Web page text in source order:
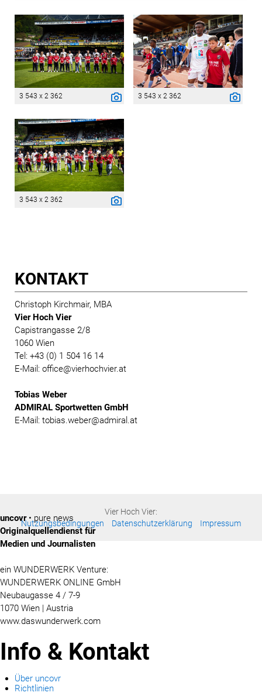
3 543 x 2 362 3 543 x 2 362
3 543 x 2 362
KONTAKT
Christoph Kirchmair, MBA
Vier Hoch Vier
Capistrangasse 2/8
1060 Wien
Tel: +43 (0) 1 504 16 14
E-Mail: office@vierhochvier.at
Tobias Weber
ADMIRAL Sportwetten GmbH
E-Mail: tobias.weber@admiral.at
Vier Hoch Vier:
Nutzungsbedingungen
Datenschutzerklärung Impressum
uncovr• pure news
Originalquellendienst für
Medien und Journalisten
ein WUNDERWERK Venture:
WUNDERWERK ONLINE GmbH
Neubaugasse 4 / 7-9
1070 Wien | Austria
www.daswunderwerk.com
Info & Kontakt
Über uncovr
Richtlinien